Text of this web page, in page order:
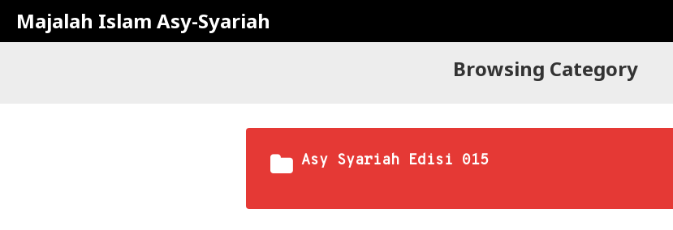
Majalah Islam Asy-Syariah
Browsing Category
Asy Syariah Edisi 015